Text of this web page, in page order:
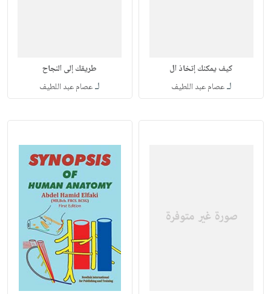
كيف يمكنك إتخاذ ال
لـعصام عبد اللطيف
طريقك إلى النجاح
لـعصام عبد اللطيف